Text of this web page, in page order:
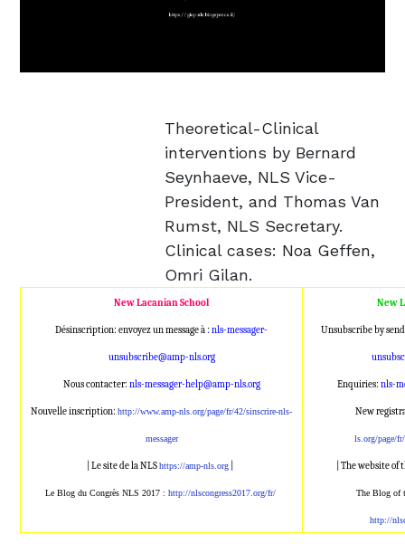
Theoretical-Clinical
interventions by Bernard
Seynhaeve, NLS Vice-
President, and Thomas Van
Rumst, NLS Secretary.
Clinical cases: Noa Geffen,
Omri Gilan.
New Lacanian School
Désinscription: envoyez un message à :nls-messager-
unsubscribe@amp-nls.org
Nous contacter: nls-messager-help@amp-nls.org
Nouvelle inscription:http://www.amp-nls.org/page/fr/42/sinscrire-nls-
messager
| Le site de la NLShttps://amp-nls.org|
Le Blog du Congrès NLS 2017 : http://nlscongress2017. org/fr/
New
Unsubscribe by
Enquiries:nls-
New
ls.org/page/
| The website of
The Blog of
http://